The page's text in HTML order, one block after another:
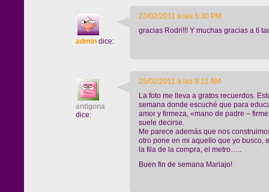
admin dice:
23/02/2011 a las 5:30 PM
gracias Rodri!!! Y muchas gracias a tí
antigona
dice:
25/02/2011 a las 9:12 AM
La foto me lleva a gratos recuerdos.
semana donde escuché que para
amor y firmeza, «mano de padre –
suele decirse.
Me parece además que nos
otro pone en mi aquello que yo busco,
la fila de la compra, el metro…..
Buen fin de semana Mariajo!